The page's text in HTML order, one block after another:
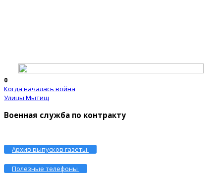
0
Когда началась война
Улицы Мытищ
Военная служба по контракту
Архив выпусков газеты
Полезные телефоны